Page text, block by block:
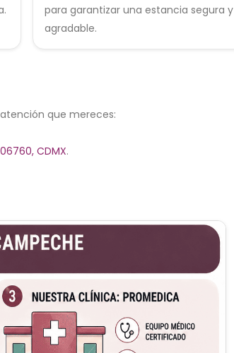
para garantizar una estancia segura y
agradable.
que mereces:
CDMX.